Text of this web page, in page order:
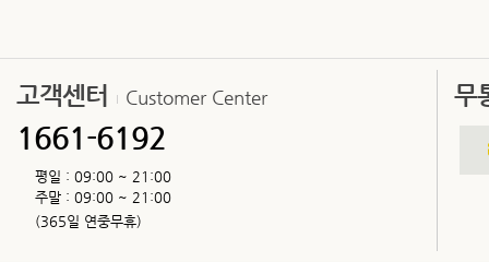
고객센터 Customer Center
1661-6192
평일 : 09:00 ~ 21:00
주말 : 09:00 ~ 21:00
(365일 연중무휴)
무